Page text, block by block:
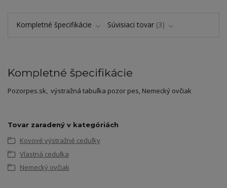
Kompletné špecifikácie Súvisiaci tovar 3
Kompletné špecifikácie
Pozorpes.sk, výstražná tabuľka pozor pes, Nemecký ovčiak
Tovar zaradený v kategóriách
Kovové výstražné ceduľky
Vlastná ceduľka
Nemecký ovčiak